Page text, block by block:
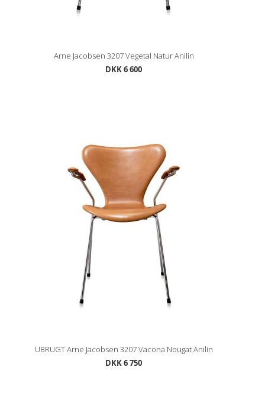
Arne Jacobsen 3207 Vegetal Natur Anilin
DKK 6 600
UBRUGT Arne Jacobsen 3207 Vacona Nougat Anilin
DKK 6 750